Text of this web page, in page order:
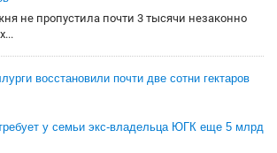
не пропустила почти 3 тысячи незаконно
восстановили почти две сотни гектаров
требует у семьи экс-владельца ЮГК еще 5 млрд